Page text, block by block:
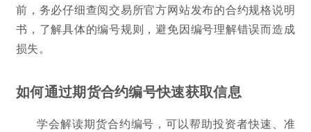
前，务必仔细查阅交易所官方网站发布的合约规格说明
书，了解具体的编号规则，避免因编号理解错误而造成
损失。
如何通过期货合约编号快速获取信息
学会解读期货合约编号，可以帮助投资者快速、准